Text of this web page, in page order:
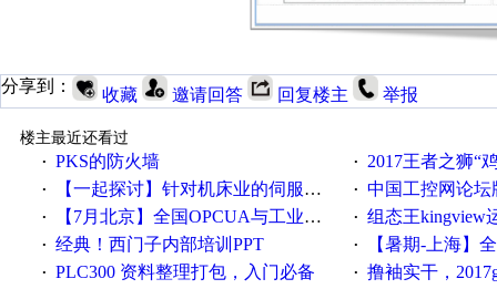
分享到： 收藏 邀请回答 回复楼主 举报
楼主最近还看过
· PKS的防火墙 · 2017王者之狮“鸡”情签到
· 【一起探讨】针对机床业的伺服系统发展，您的期望是什么？ · 中国工控网论坛版
· 【7月北京】全国OPCUA与工业互联技术培训班通知！ · 组态王kingview
· 经典！西门子内部培训PPT · 【暑期-上海】全国工业
· PLC300 资料整理打包，入门必备 · 撸袖实干，2017gongkong®第